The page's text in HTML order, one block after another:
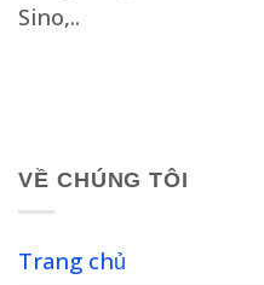
Sino,..
VỀ CHÚNG TÔI
Trang chủ